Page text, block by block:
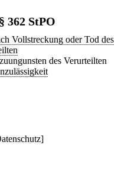
362 StPO
Vollstreckung oder Tod des
des Verurteilten
]